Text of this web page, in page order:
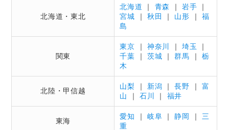
北海道・東北
北海道 ｜ 青森 ｜岩手 ｜
宮城 ｜ 秋田 ｜ 山形 ｜ 福
島
関東
東京 ｜ 神奈川 ｜埼玉
｜
千葉 ｜ 茨城 ｜群馬 ｜ 栃
木
北陸・甲信越
山梨 ｜ 新潟 ｜長野 ｜ 富
山
｜石川 ｜ 福井
東海
愛知 ｜ 岐阜 ｜静岡 ｜ 三
重